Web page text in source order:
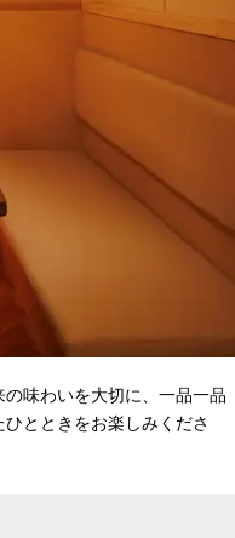
味わいを大切に、一品一品
とときをお楽しみくださ